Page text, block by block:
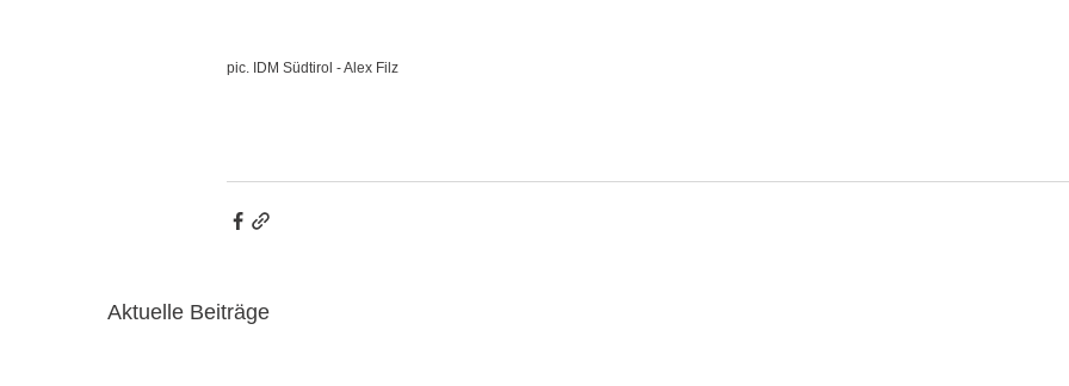
pic. IDM Südtirol - Alex Filz
Aktuelle Beiträge